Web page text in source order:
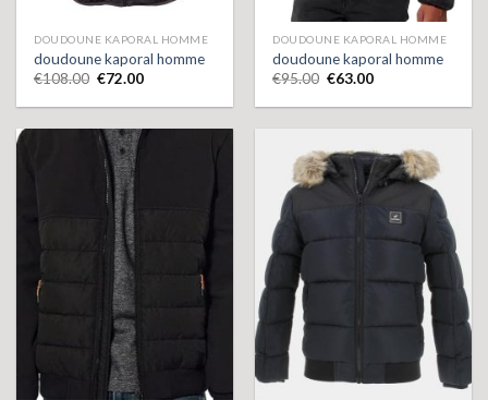
DOUDOUNE KAPORAL HOMME
doudoune kaporal homme
€108.00 €72.00
DOUDOUNE KAPORAL HOMME
doudoune kaporal homme
€95.00 €63.00